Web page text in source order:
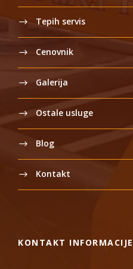
Tepih servis
Cenovnik
Galerija
Ostale usluge
Blog
Kontakt
KONTAKT INFORMACIJE